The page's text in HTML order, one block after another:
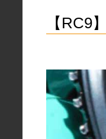
【RC9